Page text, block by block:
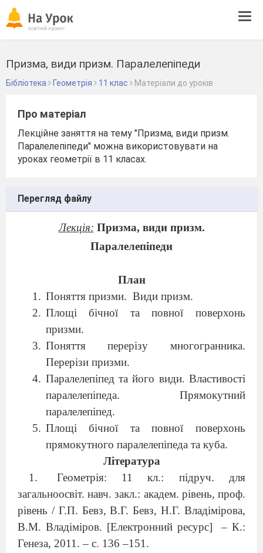
Призма, види призм. Паралелепіпеди
Бібліотека Геометрія 11 клас Матеріали до уроків
Про матеріал
Лекційне заняття на тему "Призма, види призм.
Паралелепіпеди" можна використовувати на
уроках геометрії в 11 класах.
Перегляд файлу
Лекція: Призма, види призм.
Паралелепіпеди
План
Поняття призми. Види призм.
Площі бічної та повної поверхонь
призми.
Поняття перерізу многогранника.
Перерізи призми.
Паралелепіпед та його види. Властивості
паралелепіпеда. Прямокутний
паралелепіпед.
Площі бічної та повної поверхонь
прямокутного паралелепіпеда та куба.
Література
Геометрія: 11 кл.: підруч. для
загальноосвіт. навч. закл.: академ. рівень, проф.
рівень / Г.П. Бевз, В.Г. Бевз, Н.Г. Владімірова,
В.М. Владіміров. [Електронний ресурс] – К.:
Генеза, 2011. – с. 136 –151.